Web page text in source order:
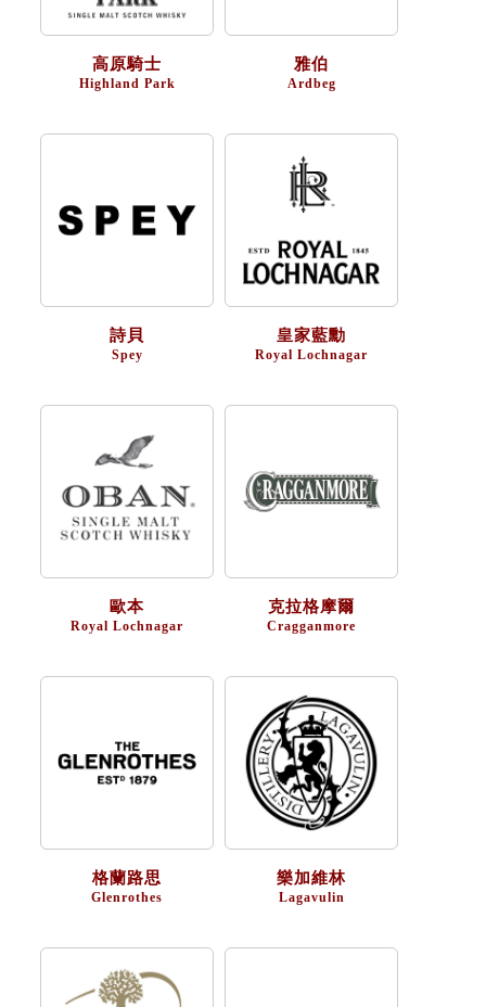
高原騎士
Highland Park
雅伯
Ardbeg
詩貝
Spey
皇家藍勳
Royal Lochnagar
歐本
Royal Lochnagar
克拉格摩爾
Cragganmore
格蘭路思
Glenrothes
樂加維林
Lagavulin